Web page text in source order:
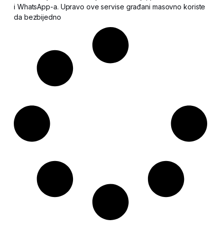
i WhatsApp-a. Upravo ove servise građani masovno koriste
da bezbijedno